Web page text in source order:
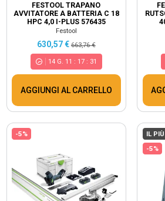
FESTOOL TRAPANO
AVVITATORE A BATTERIA C 18
HPC 4,0 I-PLUS 576435
Festool
630,57 € 663,76 €
14 G. 11 : 17 : 30
AGGIUNGI AL CARRELLO
-5%
IL
-5%